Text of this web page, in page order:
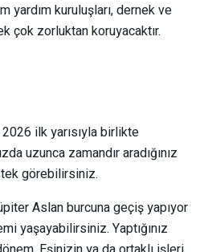
yardım kuruluşları, dernek ve
çok zorluktan koruyacaktır.
ilk yarısıyla birlikte
uzunca zamandır aradığınız
görebilirsiniz.
Aslan burcuna geçiş yapıyor
yaşayabilirsiniz. Yaptığınız